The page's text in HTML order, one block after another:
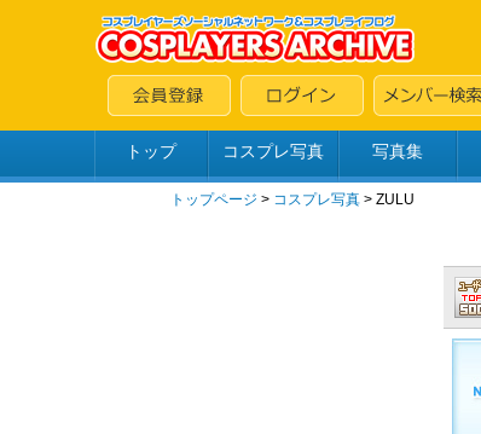
トップ コスプレ写真 写真集
トップページ > コスプレ写真 > ZULU